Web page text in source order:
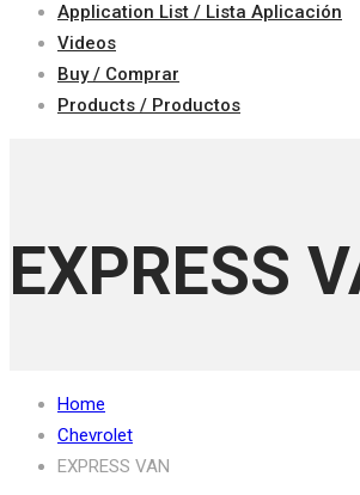
Application List / Lista Aplicación
Videos
Buy / Comprar
Products / Productos
EXPRESS
Home
Chevrolet
EXPRESS VAN